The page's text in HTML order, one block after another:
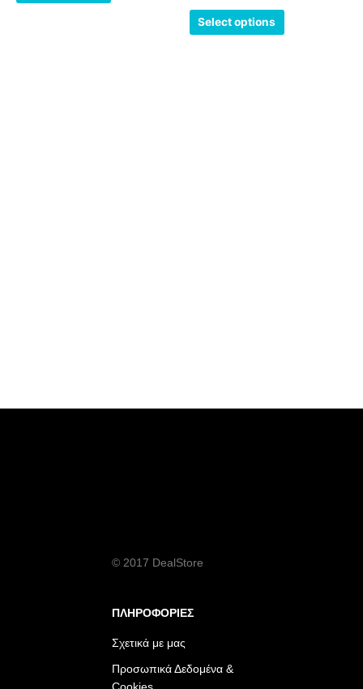
0
απόSelect options
© 2017 DealStore
ΠΛΗΡΟΦΟΡΙΕΣ
Σχετικά με μας
Προσωπικά Δεδομένα &